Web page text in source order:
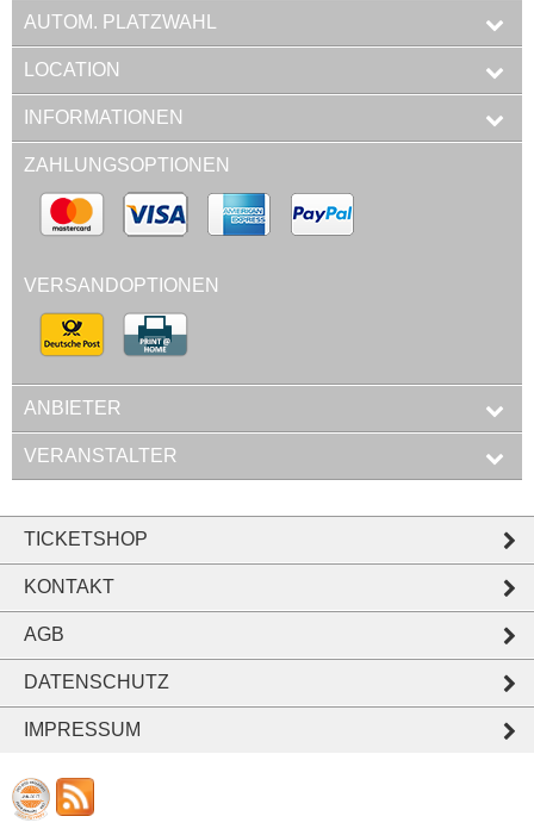
AUTOM. PLATZWAHL
LOCATION
INFORMATIONEN
ZAHLUNGSOPTIONEN
VERSANDOPTIONEN
ANBIETER
VERANSTALTER
TICKETSHOP
KONTAKT
AGB
DATENSCHUTZ
IMPRESSUM